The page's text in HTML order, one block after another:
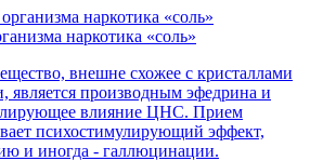
наркотика «соль»
внешне схожее с кристаллами
является производным эфедрина и
влияние ЦНС. Прием
психостимулирующий эффект,
и иногда - галлюцинации.